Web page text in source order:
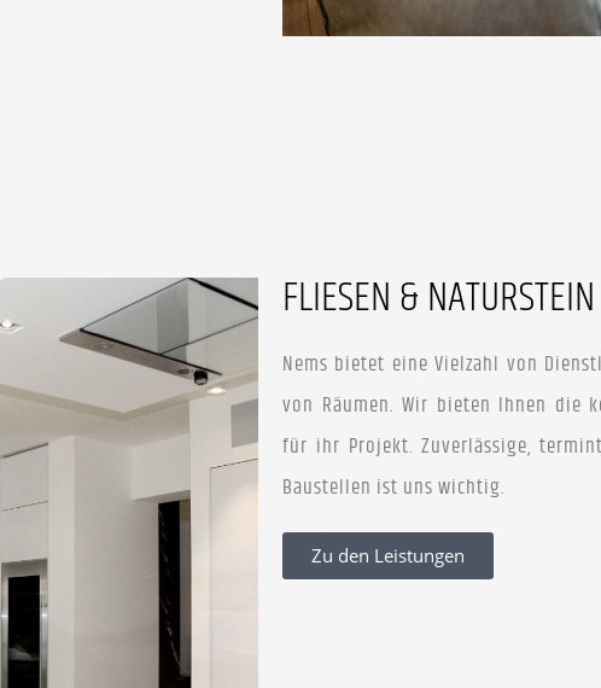
FLIESEN & NATURSTEIN
Nems bietet eine Vielzahl von
von Räumen. Wir bieten Ihnen die
für ihr Projekt. Zuverlässige,
Baustellen ist uns wichtig.
Zu den Leistungen